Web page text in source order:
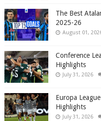
The Best
2025-26
August 01,
Conference
Highlights
July 31, 2026
Europa
Highlights
July 31, 2026